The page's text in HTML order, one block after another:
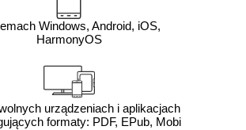
Windows, Android, iOS,
HarmonyOS
urządzeniach i aplikacjach
formaty: PDF, EPub, Mobi